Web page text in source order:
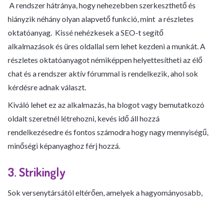
A rendszer hátránya, hogy nehezebben szerkeszthető és
hiányzik néhány olyan alapvető funkció, mint a részletes
oktatóanyag. Kissé nehézkesek a SEO-t segítő
alkalmazások és üres oldallal sem lehet kezdeni a munkát. A
részletes oktatóanyagot némiképpen helyettesítheti az élő
chat és a rendszer aktív fórummal is rendelkezik, ahol sok
kérdésre adnak választ.
Kiváló lehet ez az alkalmazás, ha blogot vagy bemutatkozó
oldalt szeretnél létrehozni, kevés idő áll hozzá
rendelkezésedre és fontos számodra hogy nagy mennyiségű,
minőségi képanyaghoz férj hozzá.
3. Strikingly
Sok versenytársától eltérően, amelyek a hagyományosabb,